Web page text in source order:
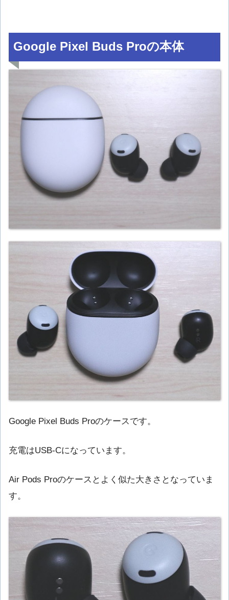
Google Pixel Buds Proの本体
Google Pixel Buds Proのケースです。
充電はUSB-Cになっています。
Air Pods Proのケースとよく似た大きさとなっていま
す。